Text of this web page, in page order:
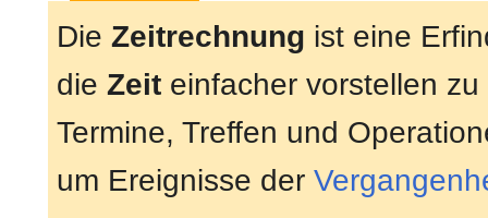
Die Zeitrechnung ist eine
die Zeit einfacher vorstellen
Termine, Treffen und
um Ereignisse der